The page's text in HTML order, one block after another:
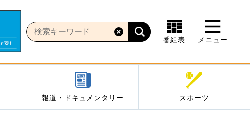
番組表 メニュー
報道・ドキュメンタリー スポーツ